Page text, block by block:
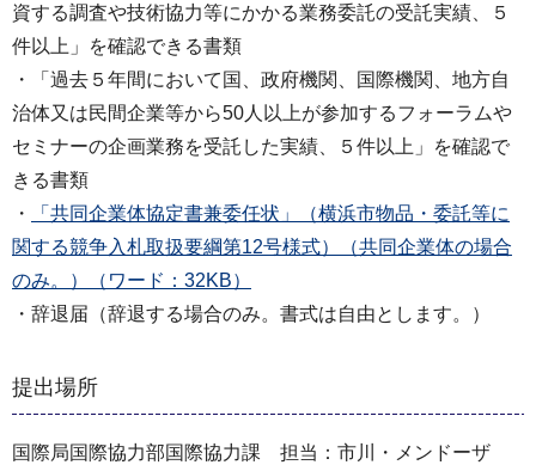
資する調査や技術協力等にかかる業務委託の受託実績、５
件以上」を確認できる書類
・「過去５年間において国、政府機関、国際機関、地方自
治体又は民間企業等から50人以上が参加するフォーラムや
セミナーの企画業務を受託した実績、５件以上」を確認で
きる書類
・
「共同企業体協定書兼委任状」（横浜市物品・委託等に
関する競争入札取扱要綱第12号様式）（共同企業体の場合
のみ。）（ワード：32KB）
・辞退届（辞退する場合のみ。書式は自由とします。）
提出場所
国際局国際協力部国際協力課 担当：市川・メンドーザ